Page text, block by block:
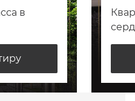
в